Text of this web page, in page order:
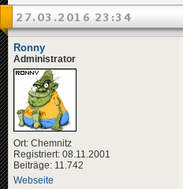
27.03.2016 23:34
Ronny
Administrator
Ort: Chemnitz
Registriert: 08.11.2001
Beiträge: 11.742
Webseite